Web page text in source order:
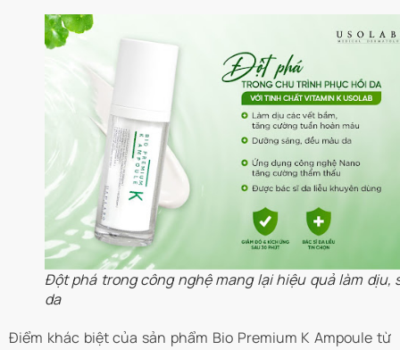
Đột phá trong công nghệ mang lại hiệu quả làm dịu,
da
Điểm khác biệt của sản phẩm Bio Premium K Ampoule từ